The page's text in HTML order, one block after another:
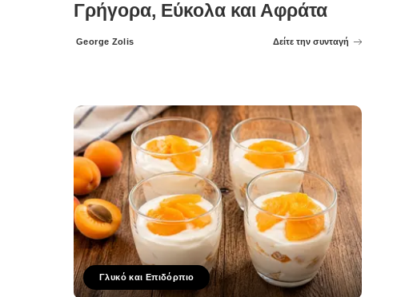
Γρήγορα, Εύκολα και Αφράτα
Posted
George Zolis Δείτε την συνταγή
Γλυκό και Επιδόρπιο